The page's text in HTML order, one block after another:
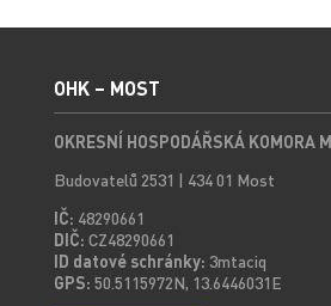
OHK – MOST
OKRESNÍ HOSPODÁŘSKÁ KOMORA
Budovatelů 2531 | 434 01 Most
IČ: 48290661
DIČ: CZ48290661
ID datové schránky: 3mtaciq
GPS: 50.5115972N, 13.6446031E